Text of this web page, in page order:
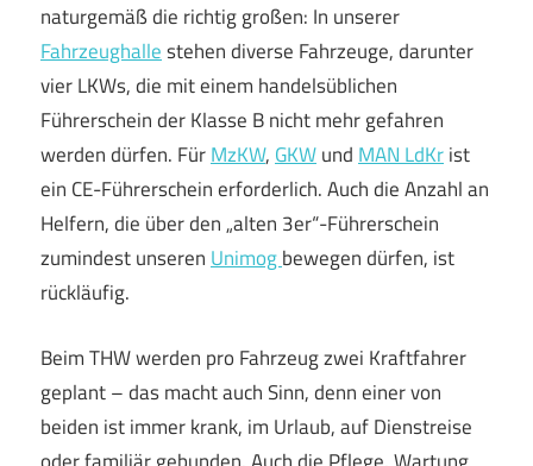
naturgemäß die richtig großen: In unserer
Fahrzeughallestehen diverse Fahrzeuge, darunter
vier LKWs, die mit einem handelsüblichen
Führerschein der Klasse B nicht mehr gefahren
werden dürfen. FürMzKW, GKWund MAN LdKrist
ein CE-Führerschein erforderlich. Auch die Anzahl an
Helfern, die über den „alten 3er“-Führerschein
zumindest unseren Unimogbewegen dürfen, ist
rückläufig.
Beim THW werden pro Fahrzeug zwei Kraftfahrer
geplant – das macht auch Sinn, denn einer von
beiden ist immer krank, im Urlaub, auf Dienstreise